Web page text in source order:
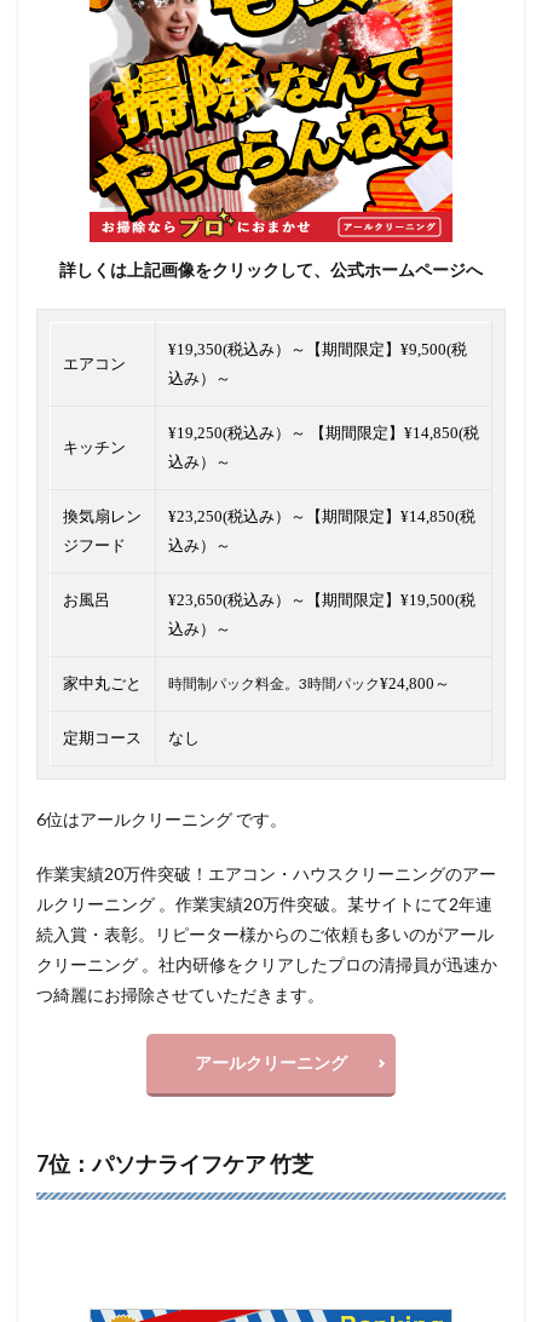
詳しくは上記画像をクリックして、公式ホームページへ
エアコン
¥19,350(税込み）～【期間限定】¥9,500(税
込み）～
キッチン
¥19,250(税込み）～ 【期間限定】¥14,850(税
込み）～
換気扇レン
ジフード
¥23,250(税込み）～【期間限定】¥14,850(税
込み）～
お風呂
¥23,650(税込み）～【期間限定】¥19,500(税
込み）～
家中丸ごと 時間制パック料金。3時間パック¥24,800～
定期コース なし
6位はアールクリーニング です。
作業実績20万件突破！エアコン・ハウスクリーニングのアー
ルクリーニング 。作業実績20万件突破。某サイトにて2年連
続入賞・表彰。リピーター様からのご依頼も多いのがアール
クリーニング 。社内研修をクリアしたプロの清掃員が迅速か
つ綺麗にお掃除させていただきます。
アールクリーニング
7位：パソナライフケア 竹芝